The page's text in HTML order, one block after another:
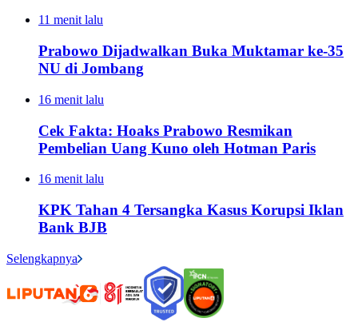
11 menit lalu
Prabowo Dijadwalkan Buka Muktamar ke-35
NU di Jombang
16 menit lalu
Cek Fakta: Hoaks Prabowo Resmikan
Pembelian Uang Kuno oleh Hotman Paris
16 menit lalu
KPK Tahan 4 Tersangka Kasus Korupsi Iklan
Bank BJB
Selengkapnya